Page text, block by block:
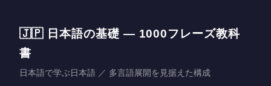
🇯🇵 日本語の基礎 — 1000フレーズ教科
書
日本語で学ぶ日本語 ／ 多言語展開を見据えた構成